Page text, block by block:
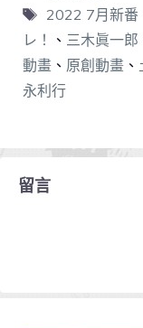
2022 7月新番
レ！
、 三木眞一郎
動畫 、 原創動畫 、
永利行
留言